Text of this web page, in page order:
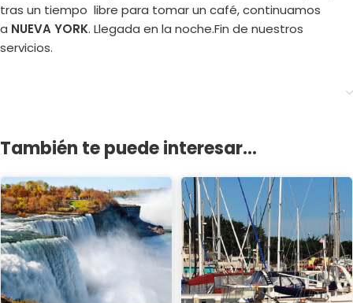
tras un tiempo libre para tomar un café, continuamos
a NUEVA YORK. Llegada en la noche.Fin de nuestros
servicios.
También te puede interesar...